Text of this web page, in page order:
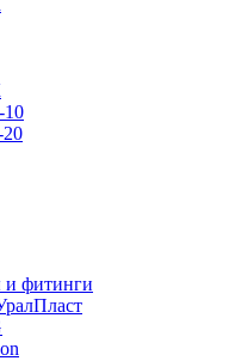
10
и фитинги